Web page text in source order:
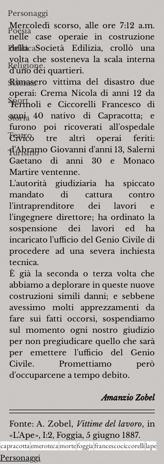
Personaggi
Poesia
Politica
Religione
Scienza
Sport
Storia
Teatro
Turismo
Mercoledì scorso, alle ore 7:12 a.m.
nelle case operaie in costruzione
della Società Edilizia, crollò una
volta che sosteneva la scala interna
d'uno dei quartieri.
Rimasero vittima del disastro due
operai: Crema Nicola di anni 12 da
Termoli e Ciccorelli Francesco di
anni 40 nativo di Capracotta; e
furono poi ricoverati all'ospedale
Civico tre altri operai feriti:
d'Abramo Giovanni d'anni 13, Salerni
Gaetano di anni 30 e Monaco
Martire ventenne.
L'autorità giudiziaria ha spiccato
mandato di cattura contro
l'intraprenditore dei lavori e
l'ingegnere direttore; ha ordinato la
sospensione dei lavori ed ha
incaricato l'ufficio del Genio Civile di
procedere ad una severa inchiesta
tecnica.
È già la seconda o terza volta che
abbiamo a deplorare in queste nuove
costruzioni simili danni; e sebbene
avessimo molti apprezzamenti da
fare sui fatti occorsi, sospendiamo
sul momento ogni nostro giudizio
per non pregiudicare quello che sarà
per emettere l'ufficio del Genio
Civile. Promettiamo però
d'occuparcene a tempo debito.
Amanzio Zobel
Fonte: A. Zobel, Vittime del lavoro, in
«L'Ape», I:2, Foggia, 5 giugno 1887.
capracottaemerotecamortefoggiafrancescociccorellilape
Personaggi